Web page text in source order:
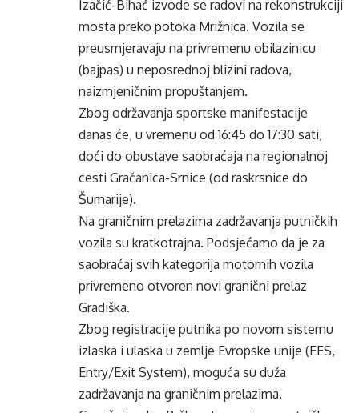
Izačić-Bihać izvode se radovi na rekonstrukciji
mosta preko potoka Mrižnica. Vozila se
preusmjeravaju na privremenu obilazinicu
(bajpas) u neposrednoj blizini radova,
naizmjeničnim propuštanjem.
Zbog održavanja sportske manifestacije
danas će, u vremenu od 16:45 do 17:30 sati,
doći do obustave saobraćaja na regionalnoj
cesti Gračanica-Srnice (od raskrsnice do
Šumarije).
Na graničnim prelazima zadržavanja putničkih
vozila su kratkotrajna. Podsjećamo da je za
saobraćaj svih kategorija motornih vozila
privremeno otvoren novi granični prelaz
Gradiška.
Zbog registracije putnika po novom sistemu
izlaska i ulaska u zemlje Evropske unije (EES,
Entry/Exit System), moguća su duža
zadržavanja na graničnim prelazima.